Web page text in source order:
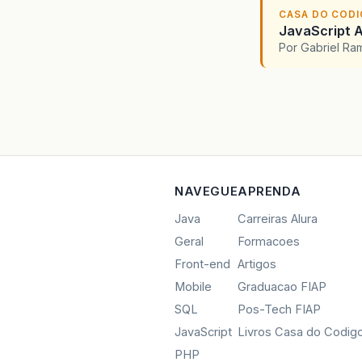
</web-
CASA DO
JavaScript
Por Gabriel
NAVEGUE
Java
Geral
Front-end
Mobile
SQL
JavaScript
PHP
APRENDA
Carreiras Alura
Formacoes
Artigos
Graduacao FIAP
Pos-Tech FIAP
Livros Casa do